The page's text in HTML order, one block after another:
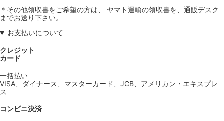
＊その他領収書をご希望の方は、 ヤマト運輸の領収書を、通販デスク
までお送り下さい。
お支払いについて
クレジット
カード
一括払い
VISA、ダイナース、マスターカード、JCB、アメリカン・エキスプレ
ス
コンビニ決済